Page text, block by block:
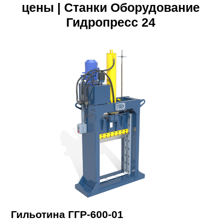
цены | Станки Оборудование
Гидропресс 24
Гильотина ГГР-600-01